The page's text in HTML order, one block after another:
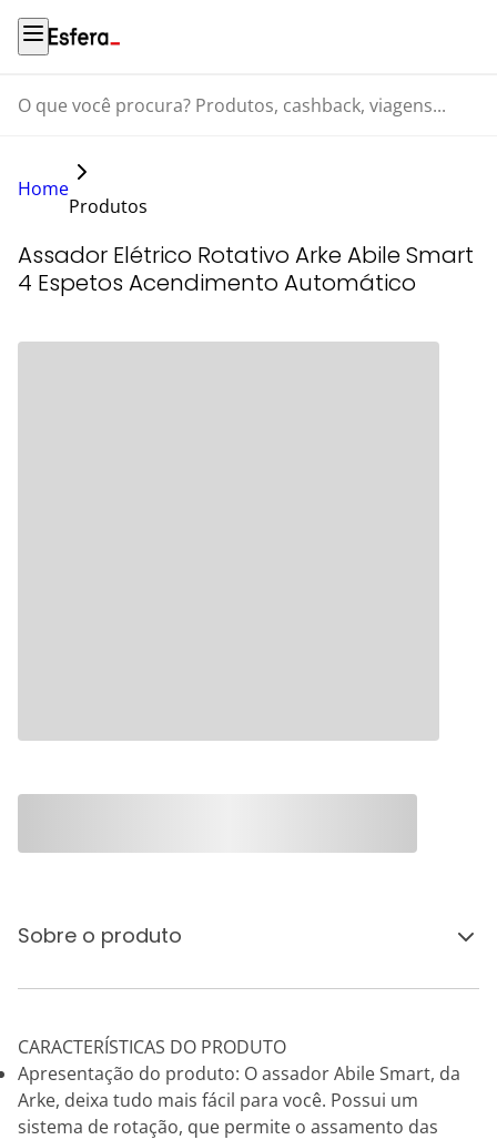
O que você procura? Produtos, cashback, viagens...
Home
Produtos
Assador Elétrico Rotativo Arke Abile Smart
4 Espetos Acendimento Automático
Sobre o produto
CARACTERÍSTICAS DO PRODUTO
Apresentação do produto: O assador Abile Smart, da
Arke, deixa tudo mais fácil para você. Possui um
sistema de rotação, que permite o assamento das